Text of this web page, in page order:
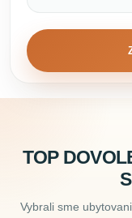
TOP
Vybrali sme